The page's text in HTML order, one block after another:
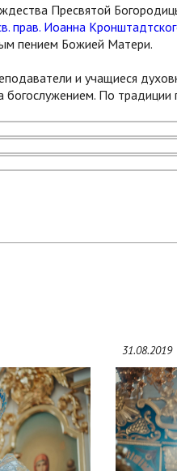
Пресвятой
прав. Иоанна
пением Божией Матери.
и учащиеся
богослужением. По
31.08.2019